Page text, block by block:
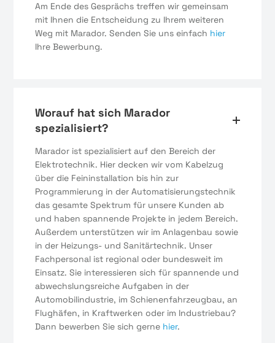
Am Ende des Gesprächs treffen wir gemeinsam
mit Ihnen die Entscheidung zu Ihrem weiteren
Weg mit Marador. Senden Sie uns einfach hier
Ihre Bewerbung.
Worauf hat sich Marador
spezialisiert?
Marador ist spezialisiert auf den Bereich der
Elektrotechnik. Hier decken wir vom Kabelzug
über die Feininstallation bis hin zur
Programmierung in der Automatisierungstechnik
das gesamte Spektrum für unsere Kunden ab
und haben spannende Projekte in jedem Bereich.
Außerdem unterstützen wir im Anlagenbau sowie
in der Heizungs- und Sanitärtechnik. Unser
Fachpersonal ist regional oder bundesweit im
Einsatz. Sie interessieren sich für spannende und
abwechslungsreiche Aufgaben in der
Automobilindustrie, im Schienenfahrzeugbau, an
Flughäfen, in Kraftwerken oder im Industriebau?
Dann bewerben Sie sich gerne hier.